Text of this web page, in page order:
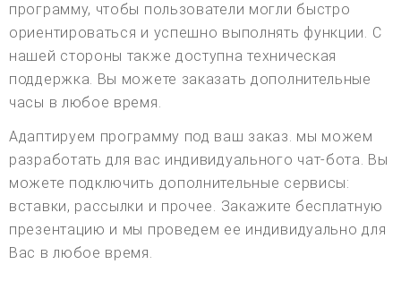
программу, чтобы пользователи могли быстро
ориентироваться и успешно выполнять функции. С
нашей стороны также доступна техническая
поддержка. Вы можете заказать дополнительные
часы в любое время.
Адаптируем программу под ваш заказ. мы можем
разработать для вас индивидуального чат-бота. Вы
можете подключить дополнительные сервисы:
вставки, рассылки и прочее. Закажите бесплатную
презентацию и мы проведем ее индивидуально для
Вас в любое время.